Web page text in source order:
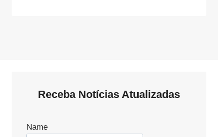
Receba Notícias Atualizadas
Name